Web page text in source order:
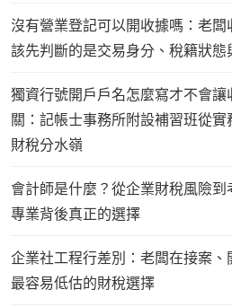
沒有營業登記可以開收據嗎：老
該先判斷的是交易身分、稅籍狀態
獨資行號開戶戶名怎麼寫才不會
關：記帳士事務所附設補習班從
財稅分水嶺
會計師是什麼？從企業財稅風險
專業背後真正的選擇
企業社工程行差別：老闆在接案、
最容易低估的財稅選擇